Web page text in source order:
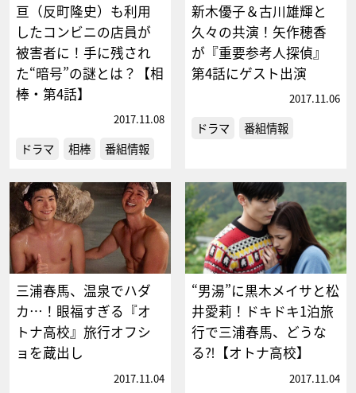
亘（反町隆史）も利用
したコンビニの店員が
被害者に！手に残され
た“暗号”の謎とは？【相
棒・第4話】
2017.11.08
ドラマ 相棒 番組情報
新木優子＆古川雄輝と
久々の共演！矢作穂香
が『重要参考人探偵』
第4話にゲスト出演
2017.11.06
ドラマ 番組情報
三浦春馬、温泉でハダ
カ…！眼福すぎる『オ
トナ高校』旅行オフシ
ョを蔵出し
2017.11.04
“男湯”に黒木メイサと松
井愛莉！ドキドキ1泊旅
行で三浦春馬、どうな
る⁈【オトナ高校】
2017.11.04